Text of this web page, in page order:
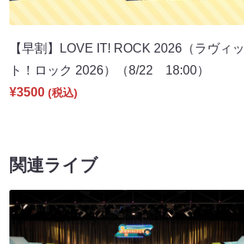
【早割】LOVE IT! ROCK 2026（ラヴィッ
ト！ロック 2026）（8/22 18:00）
¥3500 (税込)
関連ライブ